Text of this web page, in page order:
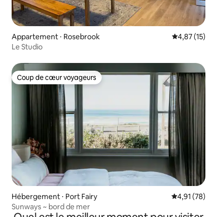
Appartement ⋅ Rosebrook Évaluation
4,87 (15)
Le Studio
Coup de cœur voyageurs
Coup de cœur voyageurs
Hébergement ⋅ Port Fairy Évaluation
4,91 (78)
Sunways ~ bord de mer